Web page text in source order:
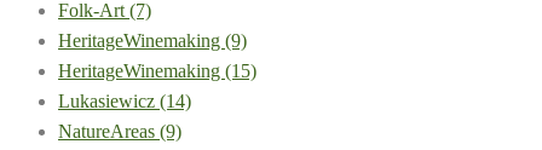
Folk-Art (7)
HeritageWinemaking (9)
HeritageWinemaking (15)
Lukasiewicz (14)
NatureAreas (9)